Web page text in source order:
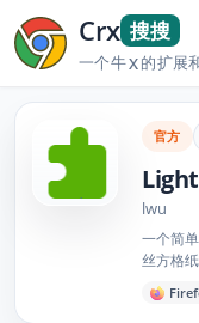
Crx 搜搜
一个牛X的扩展
官方
lwu
一个简
丝方格纸